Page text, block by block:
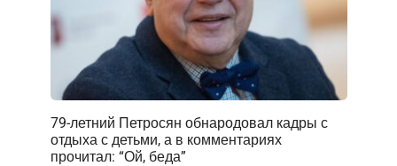
79-летний Петросян обнародовал кадры с
отдыха с детьми, а в комментариях
прочитал: “Ой, беда”